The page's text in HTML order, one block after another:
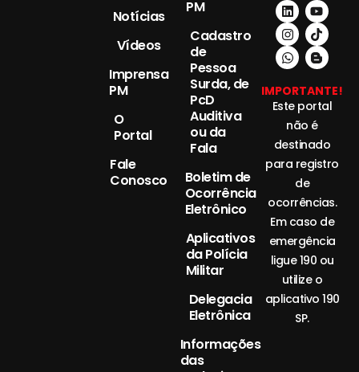
Notícias
Vídeos
Imprensa
PM
O
Portal
Fale
Conosco
PM
Cadastro
de
Pessoa
Surda, de
PcD
Auditiva
ou da
Fala
Boletim de
Ocorrência
Eletrônico
Aplicativos
da Polícia
Militar
Delegacia
Eletrônica
Informações
das
IMPORTANTE!
Este portal
não é
destinado
para registro
de
ocorrências.
Em caso de
emergência
ligue 190 ou
utilize o
aplicativo 190
SP.